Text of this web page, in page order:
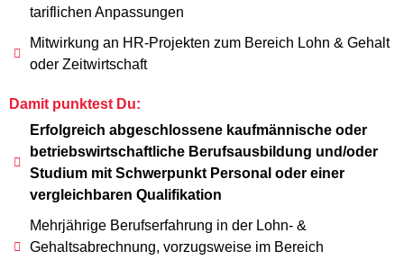
tariflichen Anpassungen
Mitwirkung an HR-Projekten zum Bereich Lohn & Gehalt
oder Zeitwirtschaft
Damit punktest Du:
Erfolgreich abgeschlossene kaufmännische oder
betriebswirtschaftliche Berufsausbildung und/oder
Studium mit Schwerpunkt Personal oder einer
vergleichbaren Qualifikation
Mehrjährige Berufserfahrung in der Lohn- &
Gehaltsabrechnung, vorzugsweise im Bereich